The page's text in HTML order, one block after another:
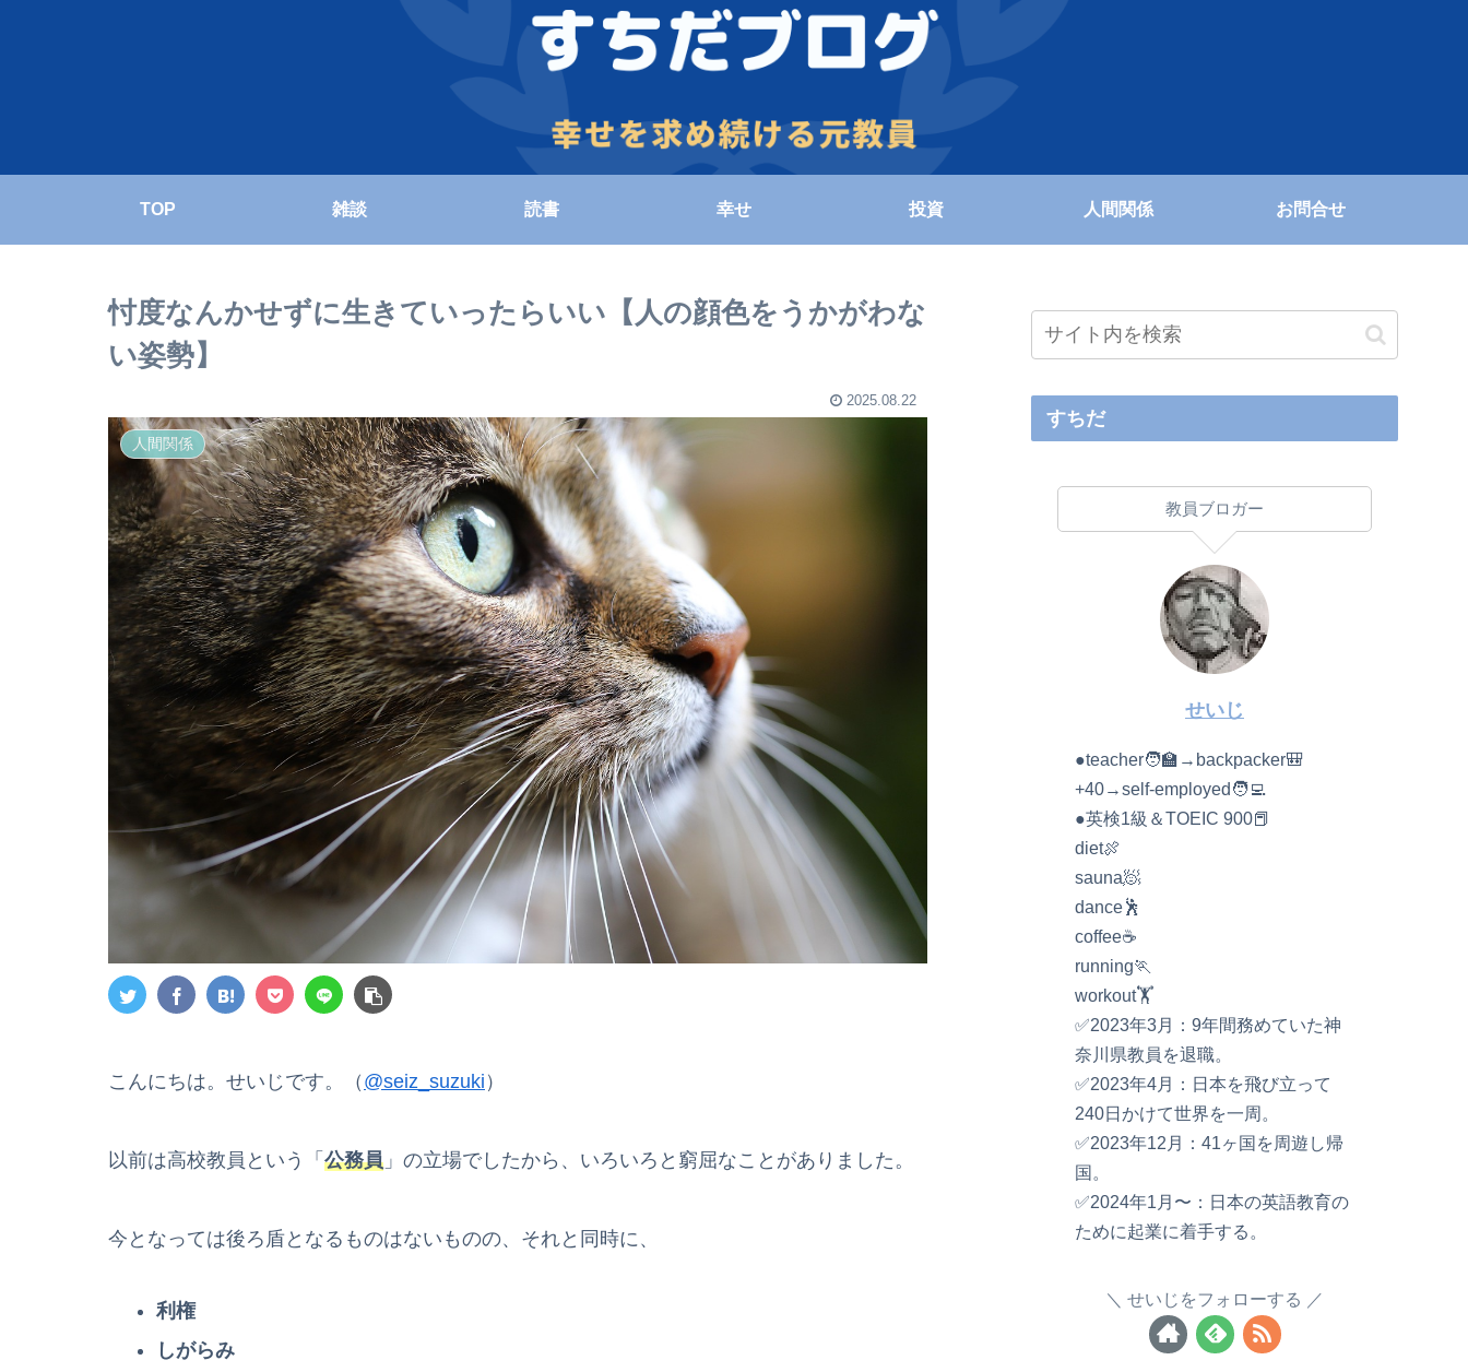
TOP 雑談 読書 幸せ 投資 人間関係 お問合せ
忖度なんかせずに生きていったらいい【人の顔色をうかがわな
い姿勢】
2025.08.22
人間関係
こんにちは。せいじです。（ @seiz_suzuki ）
以前は高校教員という「 公務員 」の立場でしたから、いろいろと窮屈なことがありました。
今となっては後ろ盾となるものはないものの、それと同時に、
利権
しがらみ
すちだ
教員ブロガー
せいじ
●teacher🧑‍🏫→backpacker🎒
+40→self-employed🧑‍💻
●英検1級＆TOEIC 900📕
diet🍖
sauna🧖
dance🕺
coffee☕️
running🏃
workout🏋️
✅2023年3月：9年間務めていた神
奈川県教員を退職。
✅2023年4月：日本を飛び立って
240日かけて世界を一周。
✅2023年12月：41ヶ国を周遊し帰
国。
✅2024年1月〜：日本の英語教育の
ために起業に着手する。
せいじをフォローする